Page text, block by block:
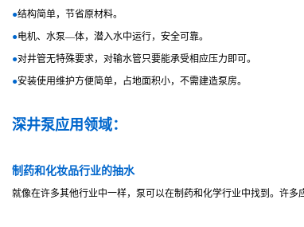
●结构简单，节省原材料。
●电机、水泵—体，潜入水中运行，安全可靠。
●对井管无特殊要求，对输水管只要能承受相应压力即可。
●安装使用维护方便简单，占地面积小，不需建造泵房。
深井泵应用领域：
制药和化妆品行业的抽水
就像在许多其他行业中一样，泵可以在制药和化学行业中找到。许多